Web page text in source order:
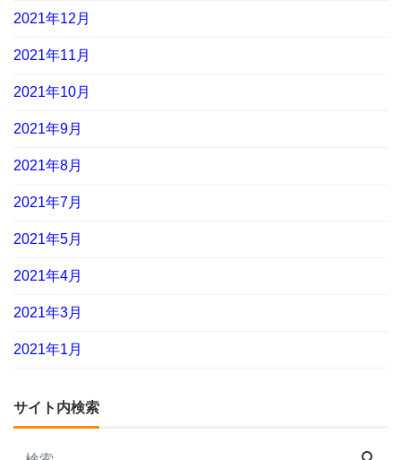
2021年12月
2021年11月
2021年10月
2021年9月
2021年8月
2021年7月
2021年5月
2021年4月
2021年3月
2021年1月
サイト内検索